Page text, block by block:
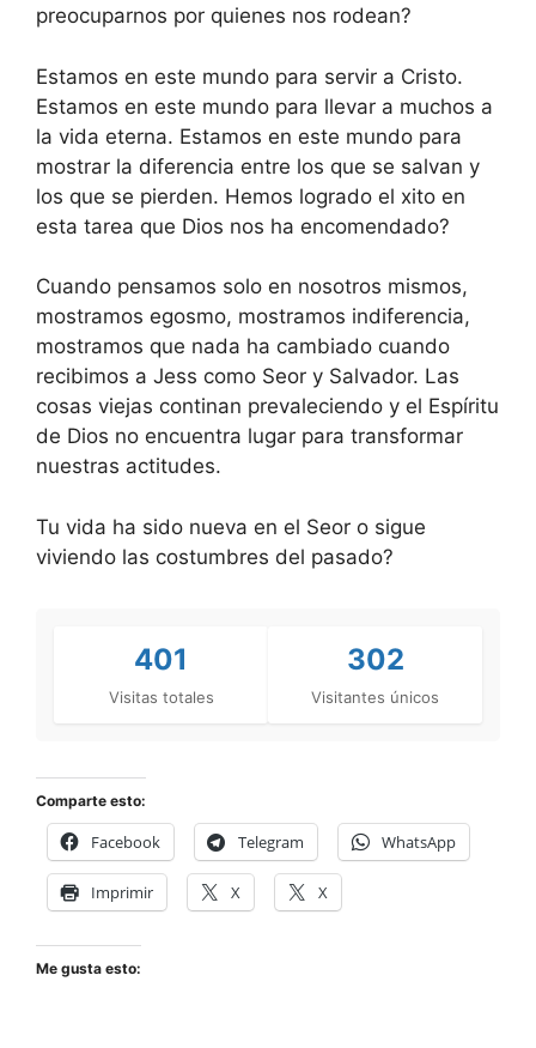
preocuparnos por quienes nos rodean?
Estamos en este mundo para servir a Cristo.
Estamos en este mundo para llevar a muchos a
la vida eterna. Estamos en este mundo para
mostrar la diferencia entre los que se salvan y
los que se pierden. Hemos logrado el xito en
esta tarea que Dios nos ha encomendado?
Cuando pensamos solo en nosotros mismos,
mostramos egosmo, mostramos indiferencia,
mostramos que nada ha cambiado cuando
recibimos a Jess como Seor y Salvador. Las
cosas viejas continan prevaleciendo y el Espíritu
de Dios no encuentra lugar para transformar
nuestras actitudes.
Tu vida ha sido nueva en el Seor o sigue
viviendo las costumbres del pasado?
401
Visitas totales
302
Visitantes únicos
Comparte esto:
Facebook Telegram WhatsApp
Imprimir X X
Me gusta esto: